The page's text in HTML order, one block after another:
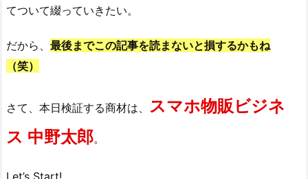
てついて綴っていきたい。
だから、 最後までこの記事を読まないと損するかもね
（笑）
さて、本日検証する商材は、 スマホ物販ビジネ
ス 中野太郎。